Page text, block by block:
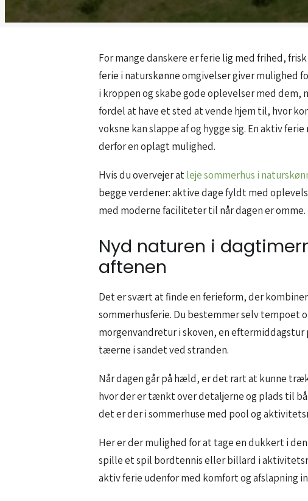
For mange danskere er ferie lig med frihed,
ferie i naturskønne omgivelser giver mulighed
i kroppen og skabe gode oplevelser med dem,
fordel at have et sted at vende hjem til, hvor
voksne kan slappe af og hygge sig. En aktiv
derfor en oplagt mulighed.
Hvis du overvejer atleje sommerhus i
begge verdener: aktive dage fyldt med
med moderne faciliteter til når dagen er omme.
Nyd naturen i
aftenen
Det er svært at finde en ferieform, der
sommerhusferie. Du bestemmer selv tempoet
morgenvandretur i skoven, en
tæerne i sandet ved stranden.
Når dagen går på hæld, er det rart at kunne
hvor der er tænkt over detaljerne og plads til
det er der i sommerhuse med pool og
Her er der mulighed for at tage en dukkert i
spille et spil bordtennis eller billard i
aktiv ferie udenfor med komfort og afslapning